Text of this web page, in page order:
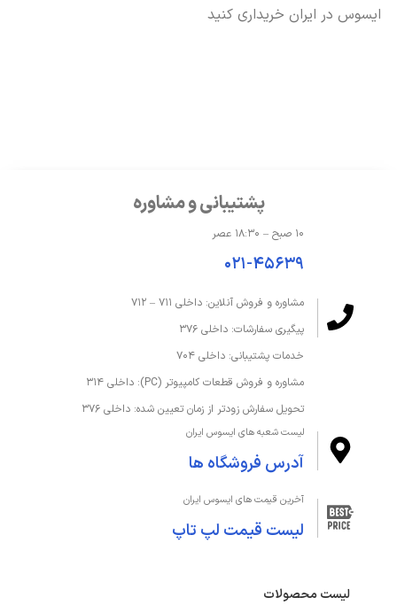
ایسوس در ایران خریداری کنید
پشتیبانی و مشاوره
۱۰ صبح – ۱۸:۳۰ عصر
۰۲۱-۴۵۶۳۹
مشاوره و فروش آنلاین: داخلی ۷۱۱ – ۷۱۲
پیگیری سفارشات: داخلی ۳۷۶
خدمات پشتیبانی: داخلی ۷۰۴
مشاوره و فروش قطعات کامپیوتر (PC): داخلی ۳۱۴
تحویل سفارش زودتر از زمان تعیین شده: داخلی ۳۷۶
لیست شعبه های ایسوس ایران
آدرس فروشگاه ها
آخرین قیمت های ایسوس ایران
لیست قیمت لپ تاپ
لیست محصولات